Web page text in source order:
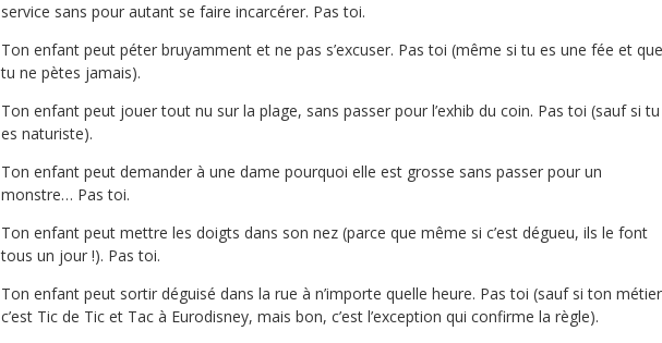
service sans pour autant se faire incarcérer. Pas toi.
Ton enfant peut péter bruyamment et ne pas s’excuser. Pas toi (même si tu es une fée et que
tu ne pètes jamais).
Ton enfant peut jouer tout nu sur la plage, sans passer pour l’exhib du coin. Pas toi (sauf si tu
es naturiste).
Ton enfant peut demander à une dame pourquoi elle est grosse sans passer pour un
monstre… Pas toi.
Ton enfant peut mettre les doigts dans son nez (parce que même si c’est dégueu, ils le font
tous un jour !). Pas toi.
Ton enfant peut sortir déguisé dans la rue à n’importe quelle heure. Pas toi (sauf si ton métier
c’est Tic de Tic et Tac à Eurodisney, mais bon, c’est l’exception qui confirme la règle).